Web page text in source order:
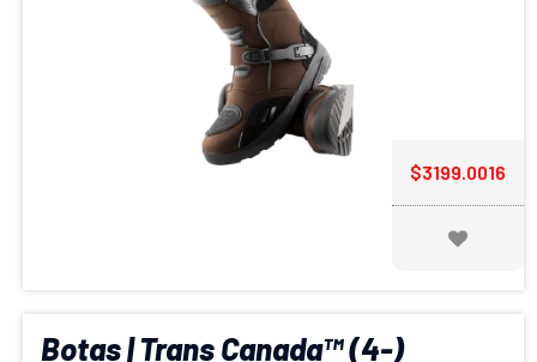
$3199.0016
Botas | Trans Canada™ (4-)